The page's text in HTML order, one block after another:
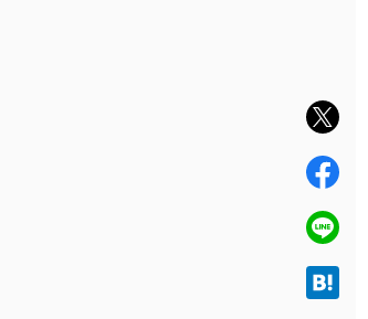
twit
ter
fac
ebo
ok
line
hat
ena